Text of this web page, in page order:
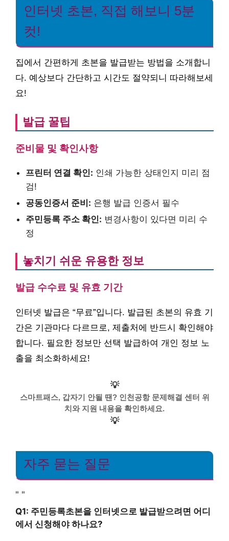
인터넷 초본, 직접 해보니 5분
컷!
집에서 간편하게 초본을 발급받는 방법을 소개합니
다. 예상보다 간단하고 시간도 절약되니 따라해보세
요!
발급 꿀팁
준비물 및 확인사항
프린터 연결 확인: 인쇄 가능한 상태인지 미리 점
검!
공동인증서 준비: 은행 발급 인증서 필수
주민등록 주소 확인: 변경사항이 있다면 미리 수
정
놓치기 쉬운 유용한 정보
발급 수수료 및 유효 기간
인터넷 발급은 “무료”입니다. 발급된 초본의 유효 기
간은 기관마다 다르므로, 제출처에 반드시 확인해야
합니다. 필요한 정보만 선택 발급하여 개인 정보 노
출을 최소화하세요!
💡
스마트패스, 갑자기 안될 땐? 인천공항 문제해결 센터 위
치와 지원 내용을 확인하세요.
💡
자주 묻는 질문
" "
Q1: 주민등록초본을 인터넷으로 발급받으려면 어디
에서 신청해야 하나요?